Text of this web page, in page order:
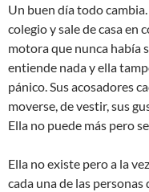
Un buen día todo
colegio y sale de casa en
motora que nunca había
entiende nada y ella
pánico. Sus acosadores
moverse, de vestir, sus
Ella no puede más pero
Ella no existe pero a la
cada una de las